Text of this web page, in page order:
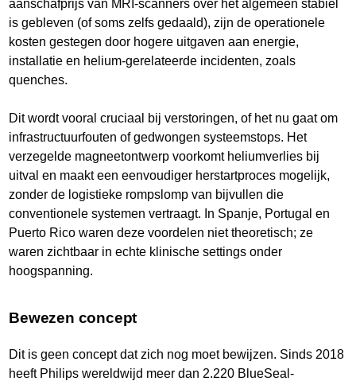
aanschafprijs van MRI-scanners over het algemeen stabiel
is gebleven (of soms zelfs gedaald), zijn de operationele
kosten gestegen door hogere uitgaven aan energie,
installatie en helium-gerelateerde incidenten, zoals
quenches.
Dit wordt vooral cruciaal bij verstoringen, of het nu gaat om
infrastructuurfouten of gedwongen systeemstops. Het
verzegelde magneetontwerp voorkomt heliumverlies bij
uitval en maakt een eenvoudiger herstartproces mogelijk,
zonder de logistieke rompslomp van bijvullen die
conventionele systemen vertraagt. In Spanje, Portugal en
Puerto Rico waren deze voordelen niet theoretisch; ze
waren zichtbaar in echte klinische settings onder
hoogspanning.
Bewezen concept
Dit is geen concept dat zich nog moet bewijzen. Sinds 2018
heeft Philips wereldwijd meer dan 2.220 BlueSeal-